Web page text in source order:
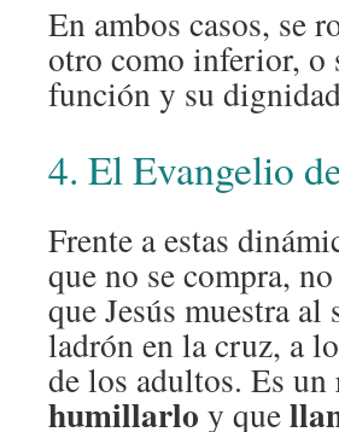
En ambos casos, se
otro como inferior, o
función y su
4. El Evangelio
Frente a estas
que no se compra,
que Jesús muestra
ladrón en la cruz, a
de los adultos. Es un
humillarlo y que